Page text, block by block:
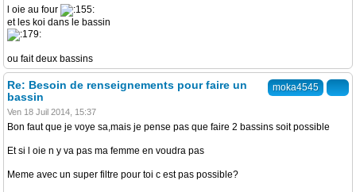
l oie au four
et les koi dans le bassin
ou fait deux bassins
moka4545
Re: Besoin de renseignements pour faire un
bassin
Ven 18 Juil 2014, 15:37
Bon faut que je voye sa,mais je pense pas que faire 2 bassins soit possible
Et si l oie n y va pas ma femme en voudra pas
Meme avec un super filtre pour toi c est pas possible?